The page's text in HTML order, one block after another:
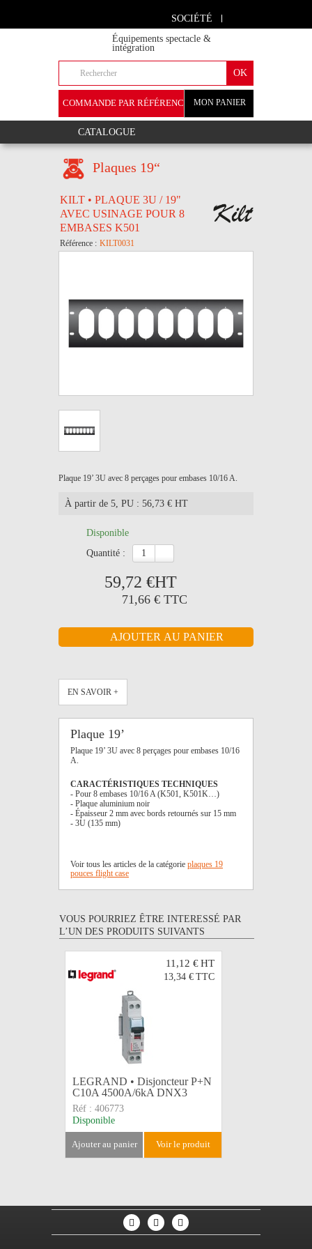
SOCIÉTÉ
Équipements spectacle &
intégration
MON PANIER
COMMANDE PAR RÉFÉRENCE
CATALOGUE
Plaques 19“
KILT • PLAQUE 3U / 19"
AVEC USINAGE POUR 8
EMBASES K501
Référence : KILT0031
Plaque 19’ 3U avec 8 perçages pour embases 10/16 A.
À partir de 5, PU : 56,73 € HT
Disponible
quantité :
59,72 €HT
71,66 € TTC
EN SAVOIR +
Plaque 19’
Plaque 19’ 3U avec 8 perçages pour embases 10/16
A.
CARACTÉRISTIQUES TECHNIQUES
- Pour 8 embases 10/16 A (K501, K501K…)
- Plaque aluminium noir
- Épaisseur 2 mm avec bords retournés sur 15 mm
- 3U (135 mm)
Voir tous les articles de la catégorie plaques 19
pouces flight case
VOUS POURRIEZ ÊTRE INTERESSÉ PAR
L’UN DES PRODUITS SUIVANTS
11,12 €HT
13,34 € TTC
LEGRAND • Disjoncteur P+N
C10A 4500A/6kA DNX3
Réf : 406773
Disponible
ajouter au panier voir le produit